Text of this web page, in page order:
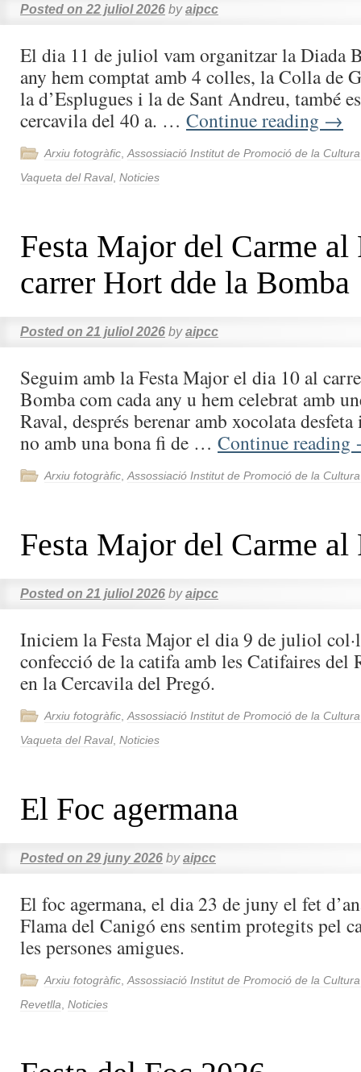
Posted on 22 juliol 2026 by aipcc
El dia 11 de juliol vam organitzar la Diada
any hem comptat amb 4 colles, la Colla de
la d’Esplugues i la de Sant Andreu, també
cercavila del 40 a. … Continue reading →
Arxiu fotogràfic Assossiació Institut de Promoció de la
Vaqueta del Raval, Noticies
Festa Major del Carme al
carrer Hort dde la Bomba
Posted on 21 juliol 2026 by aipcc
Seguim amb la Festa Major el dia 10 al
Bomba com cada any u hem celebrat amb
Raval, després berenar amb xocolata
no amb una bona fi de … Continue reading
Arxiu fotogràfic Assossiació Institut de Promoció de la
Festa Major del Carme al
Posted on 21 juliol 2026 by aipcc
Iniciem la Festa Major el dia 9 de juliol
confecció de la catifa amb les Catifaires del
en la Cercavila del Pregó.
Arxiu fotogràfic Assossiació Institut de Promoció de la
Vaqueta del Raval, Noticies
El Foc agermana
Posted on 29 juny 2026 by aipcc
El foc agermana, el dia 23 de juny el fet
Flama del Canigó ens sentim protegits pel
les persones amigues.
Arxiu fotogràfic Assossiació Institut de Promoció de la
Revetlla Noticies